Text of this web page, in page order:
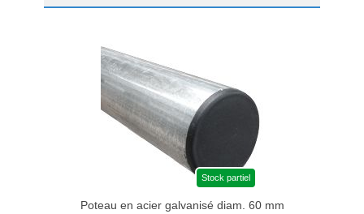
Stock partiel
Poteau en acier galvanisé diam. 60 mm